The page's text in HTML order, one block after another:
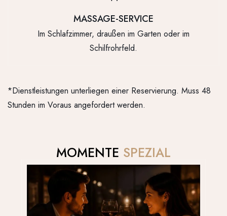
MASSAGE-SERVICE
Im Schlafzimmer, draußen im Garten oder im
Schilfrohrfeld.
*Dienstleistungen unterliegen einer Reservierung. Muss 48
Stunden im Voraus angefordert werden.
MOMENTE SPEZIAL